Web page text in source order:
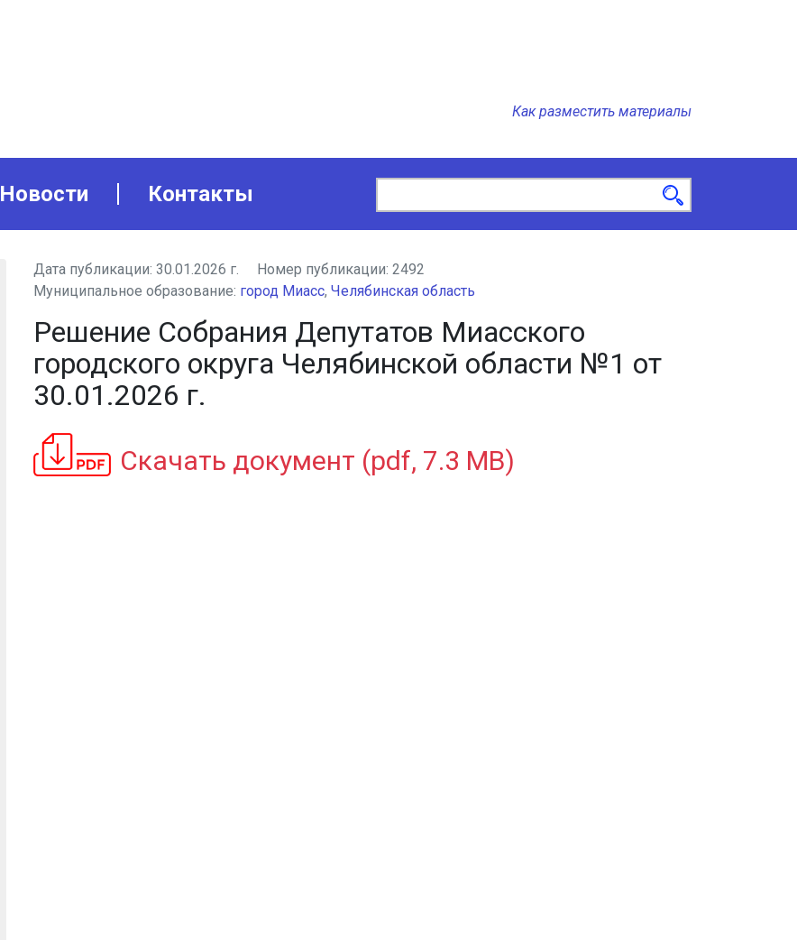
Как разместить материалы
Новости Контакты
Дата публикации: 30.01.2026 г. Номер публикации: 2492
Муниципальное образование: город Миасс, Челябинская область
Решение Собрания Депутатов Миасского
городского округа Челябинской области №1 от
30.01.2026 г.
Скачать документ (pdf, 7.3 MB)